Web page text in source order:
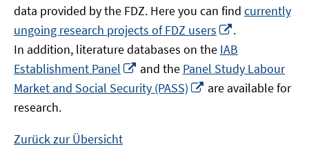
data provided by the FDZ. Here you can find currently
ungoing research projects of FDZ users
neuem
Fenster
öffnen
.
In addition, literature databases on the IAB
Establishment Panel
In
neuem
Fenster
and the Panel Study Labour
Market and Social Security (PASS)
In
are available for
research.
Zurück zur Übersicht